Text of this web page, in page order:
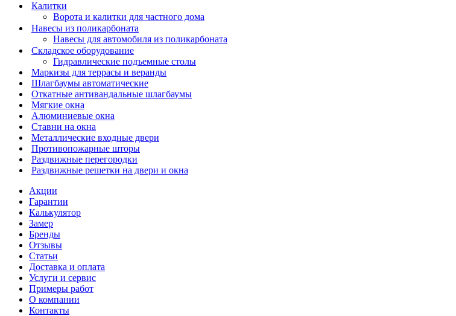
Калитки
Ворота и калитки для частного дома
Навесы из поликарбоната
Навесы для автомобиля из поликарбоната
Складское оборудование
Гидравлические подъемные столы
Маркизы для террасы и веранды
Шлагбаумы автоматические
Откатные антивандальные шлагбаумы
Мягкие окна
Алюминиевые окна
Ставни на окна
Металлические входные двери
Противопожарные шторы
Раздвижные перегородки
Раздвижные решетки на двери и окна
Акции
Гарантии
Калькулятор
Замер
Бренды
Отзывы
Статьи
Доставка и оплата
Услуги и сервис
Примеры работ
О компании
Контакты